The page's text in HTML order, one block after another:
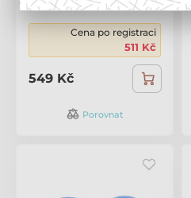
Skladem, zítra 9. 8. u vás
Cena po registraci
511 Kč
549 Kč
Porovnat